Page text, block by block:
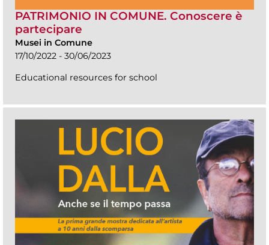
PATRIMONIO IN COMUNE. Conoscere è
partecipare
Musei in Comune
17/10/2022 - 30/06/2023
Educational resources for school